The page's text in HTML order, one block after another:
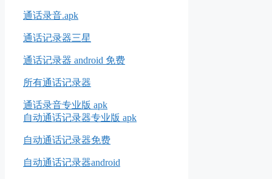
通话录音.apk
通话记录器三星
通话记录器 android 免费
所有通话记录器
通话录音专业版 apk
自动通话记录器专业版 apk
自动通话记录器免费
自动通话记录器android